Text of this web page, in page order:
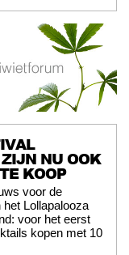
NU OOK
KOOP
voor de
Lollapalooza
voor het eerst
kopen met 10